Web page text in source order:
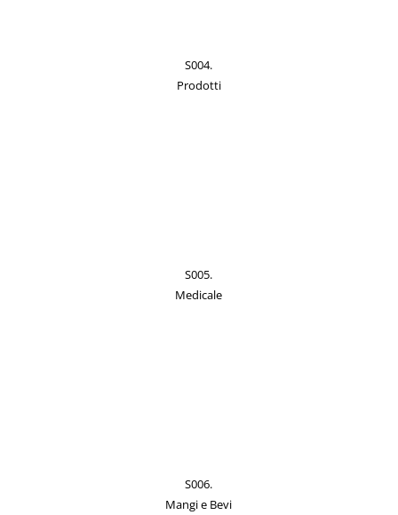
S004.
Prodotti
S005.
Medicale
S006.
Mangi e Bevi